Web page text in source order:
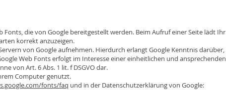
die von Google bereitgestellt werden. Beim Aufruf einer Seite lädt Ihr
korrekt anzuzeigen.
von Google aufnehmen. Hierdurch erlangt Google Kenntnis darüber,
Web Fonts erfolgt im Interesse einer einheitlichen und ansprechenden
von Art. 6 Abs. 1 lit. f DSGVO dar.
Computer genutzt.
fonts/faq und in der Datenschutzerklärung von Google: